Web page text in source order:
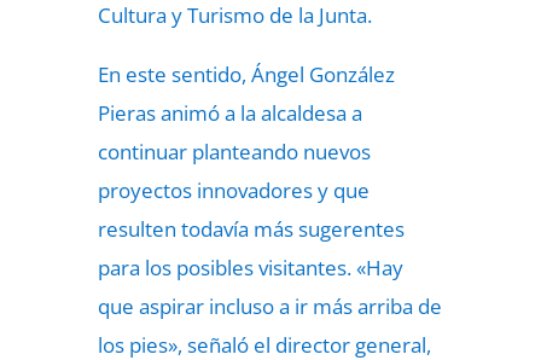
Cultura y Turismo de la Junta.
En este sentido, Ángel González
Pieras animó a la alcaldesa a
continuar planteando nuevos
proyectos innovadores y que
resulten todavía más sugerentes
para los posibles visitantes. «Hay
que aspirar incluso a ir más arriba de
los pies», señaló el director general,